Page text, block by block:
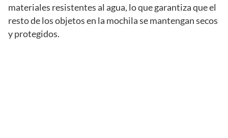
materiales resistentes al agua, lo que garantiza que el
resto de los objetos en la mochila se mantengan secos
y protegidos.